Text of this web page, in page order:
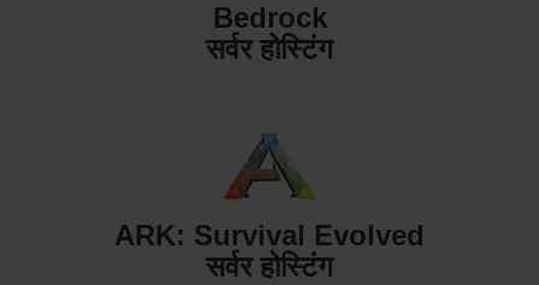
Bedrock
सर्वर होस्टिंग
ARK: Survival Evolved
सर्वर होस्टिंग